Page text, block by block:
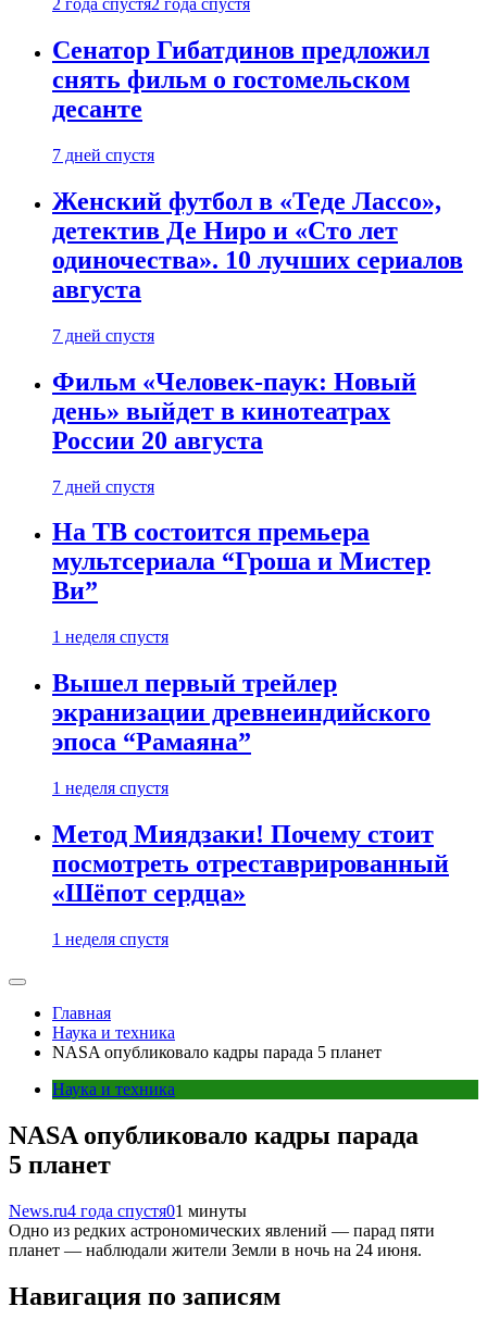
2 года спустя2 года спустя
Сенатор Гибатдинов предложил
снять фильм о гостомельском
десанте
7 дней спустя
Женский футбол в «Теде Лассо»,
детектив Де Ниро и «Сто лет
одиночества». 10 лучших сериалов
августа
7 дней спустя
Фильм «Человек-паук: Новый
день» выйдет в кинотеатрах
России 20 августа
7 дней спустя
На ТВ состоится премьера
мультсериала “Гроша и Мистер
Ви”
1 неделя спустя
Вышел первый трейлер
экранизации древнеиндийского
эпоса “Рамаяна”
1 неделя спустя
Метод Миядзаки! Почему стоит
посмотреть отреставрированный
«Шёпот сердца»
1 неделя спустя
Главная
Наука и техника
NASA опубликовало кадры парада 5 планет
Наука и техника
NASA опубликовало кадры парада
5 планет
News.ru4 года спустя01 минуты
Одно из редких астрономических явлений — парад пяти
планет — наблюдали жители Земли в ночь на 24 июня.
Навигация по записям